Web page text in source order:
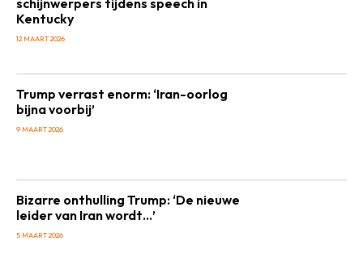
schijnwerpers tijdens speech in
Kentucky
12 MAART 2026
Trump verrast enorm: ‘Iran-oorlog
bijna voorbij’
9 MAART 2026
Bizarre onthulling Trump: ‘De nieuwe
leider van Iran wordt…’
5 MAART 2026